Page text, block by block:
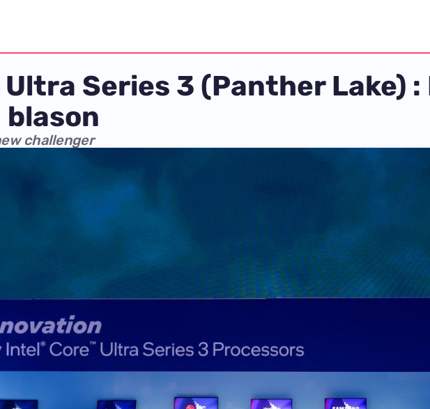
Ultra Series 3 (Panther Lake)
blason
challenger